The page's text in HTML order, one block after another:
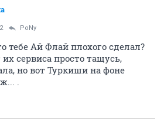
PoNy
тебе Ай Флай плохого сделал?
сервиса просто тащусь,
но вот Туркиши на фоне
.